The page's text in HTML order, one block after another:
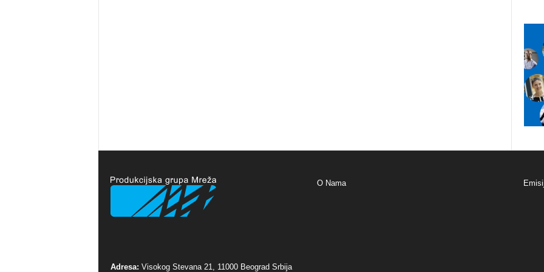
Adresa: Visokog Stevana 21, 11000 Beograd Srbija
O Nama